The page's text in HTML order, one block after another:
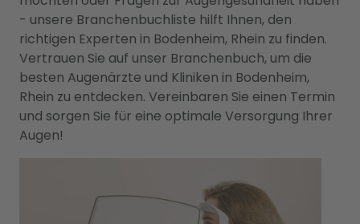
- unsere Branchenbuchliste hilft Ihnen, den
richtigen Experten in Bodenheim, Rhein zu finden.
Vertrauen Sie auf unser Branchenbuch, um die
besten Augenärzte und Kliniken in Bodenheim,
Rhein zu entdecken. Vereinbaren Sie einen Termin
und sorgen Sie für eine optimale Versorgung Ihrer
Augen!